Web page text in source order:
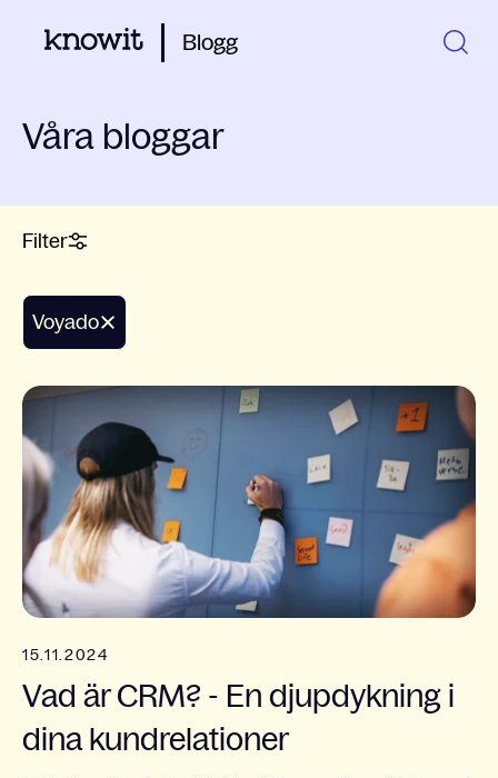
Blogg
Våra bloggar
Filter
Voyado
15.11.2024
Vad är CRM? - En djupdykning i
dina kundrelationer